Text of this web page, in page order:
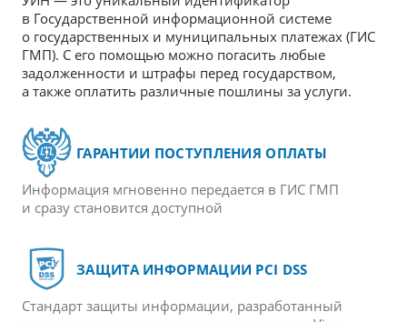
в Государственной информационной системе
о государственных и муниципальных платежах (ГИС
ГМП). С его помощью можно погасить любые
задолженности и штрафы перед государством,
а также оплатить различные пошлины за услуги.
ГАРАНТИИ ПОСТУПЛЕНИЯ ОПЛАТЫ
Информация мгновенно передается в ГИС ГМП
и сразу становится доступной
ЗАЩИТА ИНФОРМАЦИИ PCI DSS
Стандарт защиты информации, разработанный